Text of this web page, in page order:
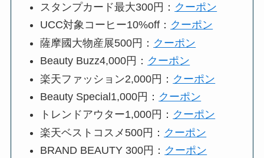
スタンプカード最大300円： クーポン
UCC対象コーヒー10%off： クーポン
薩摩國大物産展500円： クーポン
Beauty Buzz4,000円： クーポン
楽天ファッション2,000円： クーポン
Beauty Special1,000円： クーポン
トレンドアウター1,000円： クーポン
楽天ベストコスメ500円： クーポン
BRAND BEAUTY 300円： クーポン